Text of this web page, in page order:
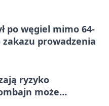
po węgiel mimo 64-
prowadzenia
ryzyko
może